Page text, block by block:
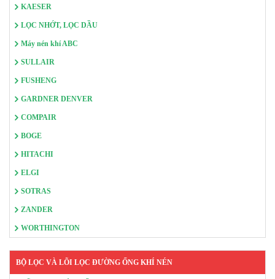
KAESER
LỌC NHỚT, LỌC DẦU
Máy nén khí ABC
SULLAIR
FUSHENG
GARDNER DENVER
COMPAIR
BOGE
HITACHI
ELGI
SOTRAS
ZANDER
WORTHINGTON
BỘ LỌC VÀ LÕI LỌC ĐƯỜNG ỐNG KHÍ NÉN